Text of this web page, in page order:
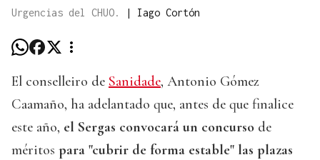
Urgencias del CHUO. | Iago Cortón
El conselleiro de Sanidade, Antonio Gómez
Caamaño, ha adelantado que, antes de que finalice
este año, el Sergas convocará un concurso de
méritos para "cubrir de forma estable" las plazas